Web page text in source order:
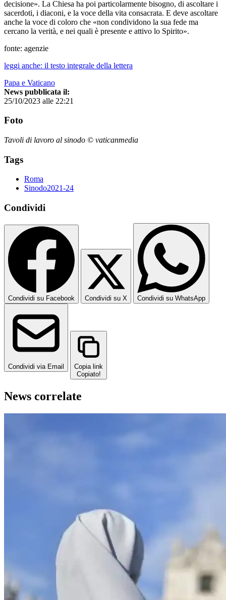
decisione». La Chiesa ha poi particolarmente bisogno, di ascoltare i
sacerdoti, i diaconi, e la voce della vita consacrata. E deve ascoltare
anche la voce di coloro che «non condividono la sua fede ma
cercano la verità, e nei quali è presente e attivo lo Spirito».
fonte: agenzie
leggi anche: il testo integrale della lettera
Papa e Vaticano
News pubblicata il:
25/10/2023 alle 22:21
Foto
Tavoli di lavoro al sinodo © vaticanmedia
Tags
Roma
Sinodo2021-24
Condividi
Condividi su Facebook Condividi su X Condividi su WhatsApp
Condividi via Email
Copia link
Copiato!
News correlate